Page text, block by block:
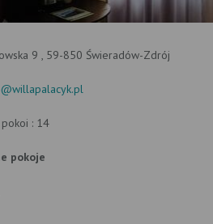
9 , 59-850 Świeradów-Zdrój
: 14
pokoje